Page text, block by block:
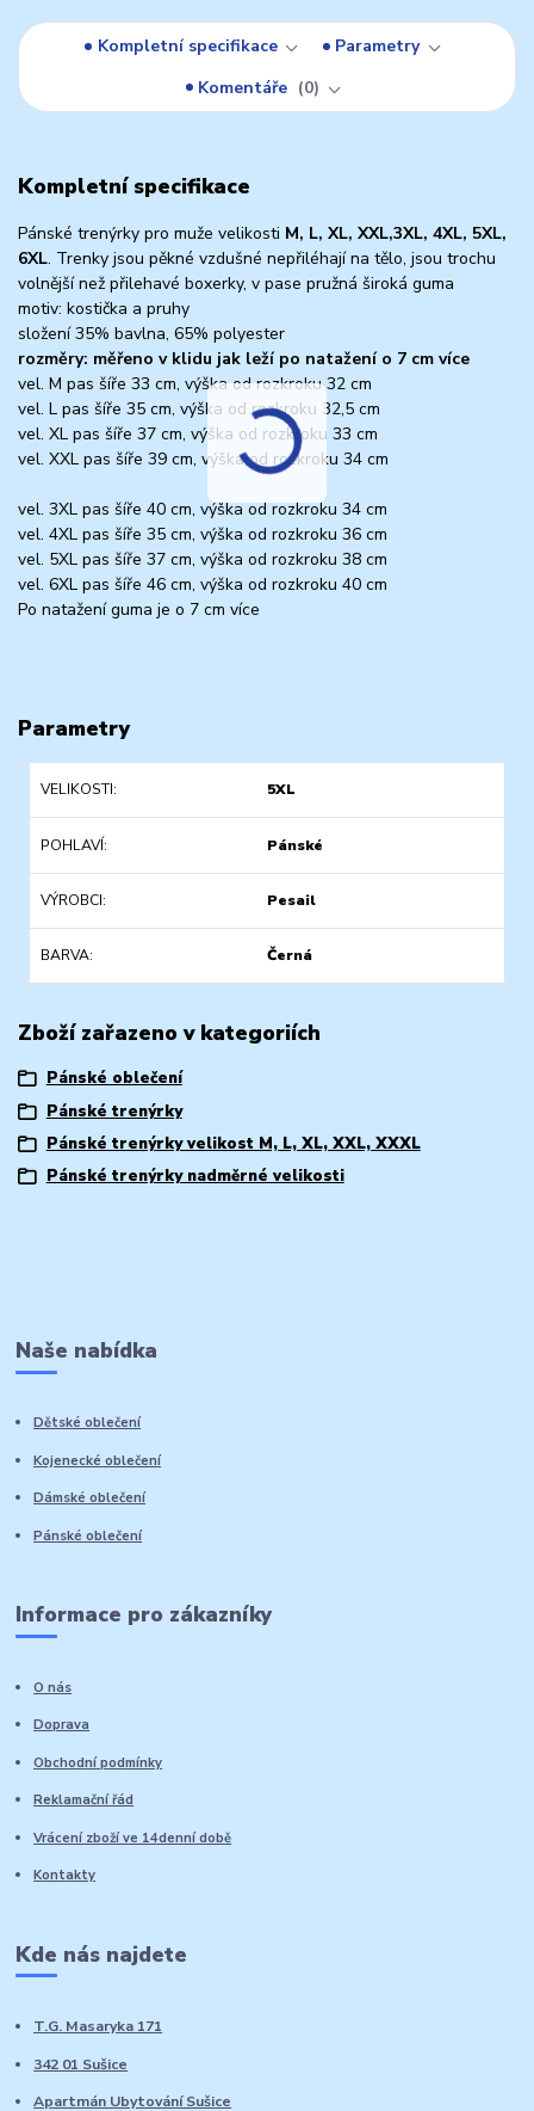
Kompletní specifikace
Parametry
Komentáře
0
Kompletní specifikace
Pánské trenýrky pro muže velikosti M, L, XL, XXL,3XL, 4XL, 5XL,
6XL. Trenky jsou pěkné vzdušné nepřiléhají na tělo, jsou trochu
volnější než přilehavé boxerky, v pase pružná široká guma
motiv: kostička a pruhy
složení 35% bavlna, 65% polyester
rozměry: měřeno v klidu jak leží po natažení o 7 cm více
vel. M pas šíře 33 cm, výška od rozkroku 32 cm
vel. L pas šíře 35 cm, výška od rozkroku 32,5 cm
vel. XL pas šíře 37 cm, výška od rozkroku 33 cm
vel. XXL pas šíře 39 cm, výška od rozkroku 34 cm
vel. 3XL pas šíře 40 cm, výška od rozkroku 34 cm
vel. 4XL pas šíře 35 cm, výška od rozkroku 36 cm
vel. 5XL pas šíře 37 cm, výška od rozkroku 38 cm
vel. 6XL pas šíře 46 cm, výška od rozkroku 40 cm
Po natažení guma je o 7 cm více
Parametry
VELIKOSTI 5XL
POHLAVÍ Pánské
VÝROBCI Pesail
BARVA Černá
Zboží zařazeno v kategoriích
Pánské oblečení
Pánské trenýrky
Pánské trenýrky velikost M, L, XL, XXL, XXXL
Pánské trenýrky nadměrné velikosti
Naše nabídka
Dětské oblečení
Kojenecké oblečení
Dámské oblečení
Pánské oblečení
Informace pro zákazníky
O nás
Doprava
Obchodní podmínky
Reklamační řád
Vrácení zboží ve 14denní době
Kontakty
Kde nás najdete
T.G. Masaryka 171
342 01 Sušice
Apartmán Ubytování Sušice